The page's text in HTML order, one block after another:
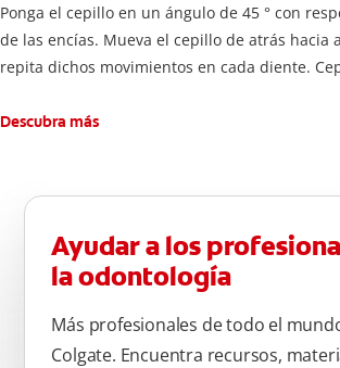
Ponga el cepillo en un ángulo de 45 ° con
de las encías. Mueva el cepillo de atrás hacia
repita dichos movimientos en cada diente.
atrás hacia adelante. Cepille la superficie
atrás, arriba y abajo, en la parte superior e
por las bacterias.
Descubra más
Ayudar a los
la odontología
Más profesionales de todo el
Colgate. Encuentra recursos,